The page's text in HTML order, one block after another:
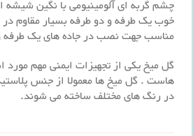
چشم گربه ای آلومینیومی با نگین شیشه
خوب یک طرفه و دو طرفه بسیار مقاوم در
مناسب جهت نصب در جاده های یک طرفه
گل میخ یکی از تجهیزات ایمنی مهم مورد
هاست . گل میخ ها معمولا از جنس
در رنگ های مختلف ساخته می شوند.